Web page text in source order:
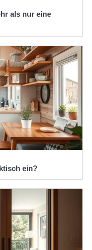
als nur eine
ein?